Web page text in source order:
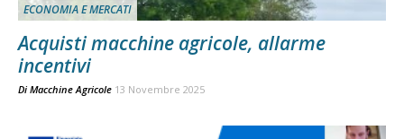
ECONOMIA E MERCATI
Acquisti macchine agricole, allarme
incentivi
Di Macchine Agricole 13 Novembre 2025